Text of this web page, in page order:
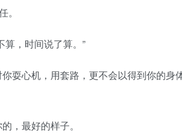
，时间说了算。”
耍心机，用套路，更不会以得到你的身
，最好的样子。